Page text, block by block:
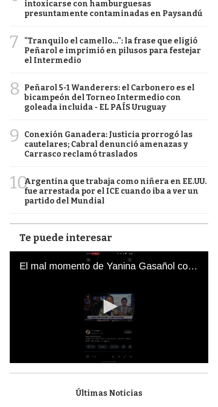
intoxicarse con hamburguesas
presuntamente contaminadas en Paysandú
7
"Tranquilo el camello...": la frase que eligió
Peñarol e imprimió en pilusos para festejar
el Intermedio
8
Peñarol 5-1 Wanderers: el Carbonero es el
bicampeón del Torneo Intermedio con
goleada incluida - EL PAÍS Uruguay
9
Conexión Ganadera: Justicia prorrogó las
cautelares; Cabral denunció amenazas y
Carrasco reclamó traslados
10Argentina que trabaja como niñera en EE.UU.
fue arrestada por el ICE cuando iba a ver un
partido del Mundial
Te puede interesar
El mal momento de Yanina Gasañol con un hincha argentino en "Subrayado"
s
Últimas Noticias